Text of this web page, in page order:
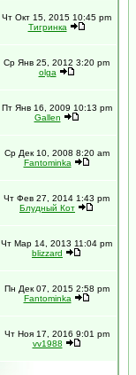
Чт Окт 15, 2015 10:45 pm
Тигринка
Ср Янв 25, 2012 3:20 pm
olga
Пт Янв 16, 2009 10:13 pm
Gallen
Ср Дек 10, 2008 8:20 am
Fantominka
Чт Фев 27, 2014 1:43 pm
Блудный Кот
Чт Мар 14, 2013 11:04 pm
blizzard
Пн Дек 07, 2015 2:58 pm
Fantominka
Чт Ноя 17, 2016 9:01 pm
vv1988